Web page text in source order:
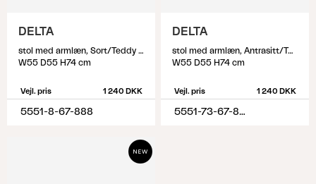
DELTA
stol med armlæn, Sort/Teddy Black
W55 D55 H74 cm
Vejl. pris 1 240 DKK
5551-8-67-888
DELTA
stol med armlæn, Antrasitt/Teddy Black
W55 D55 H74 cm
Vejl. pris 1 240 DKK
5551-73-67-888